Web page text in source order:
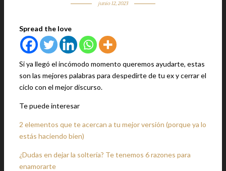
junio 12, 2023
Spread the love
Si ya llegó el incómodo momento queremos ayudarte, estas
son las mejores palabras para despedirte de tu ex y cerrar el
ciclo con el mejor discurso.
Te puede interesar
2 elementos que te acercan a tu mejor versión (porque ya lo
estás haciendo bien)
¿Dudas en dejar la soltería? Te tenemos 6 razones para
enamorarte